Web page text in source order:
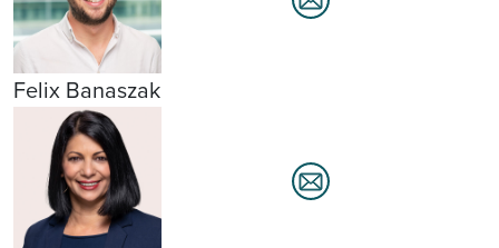
Felix Banaszak